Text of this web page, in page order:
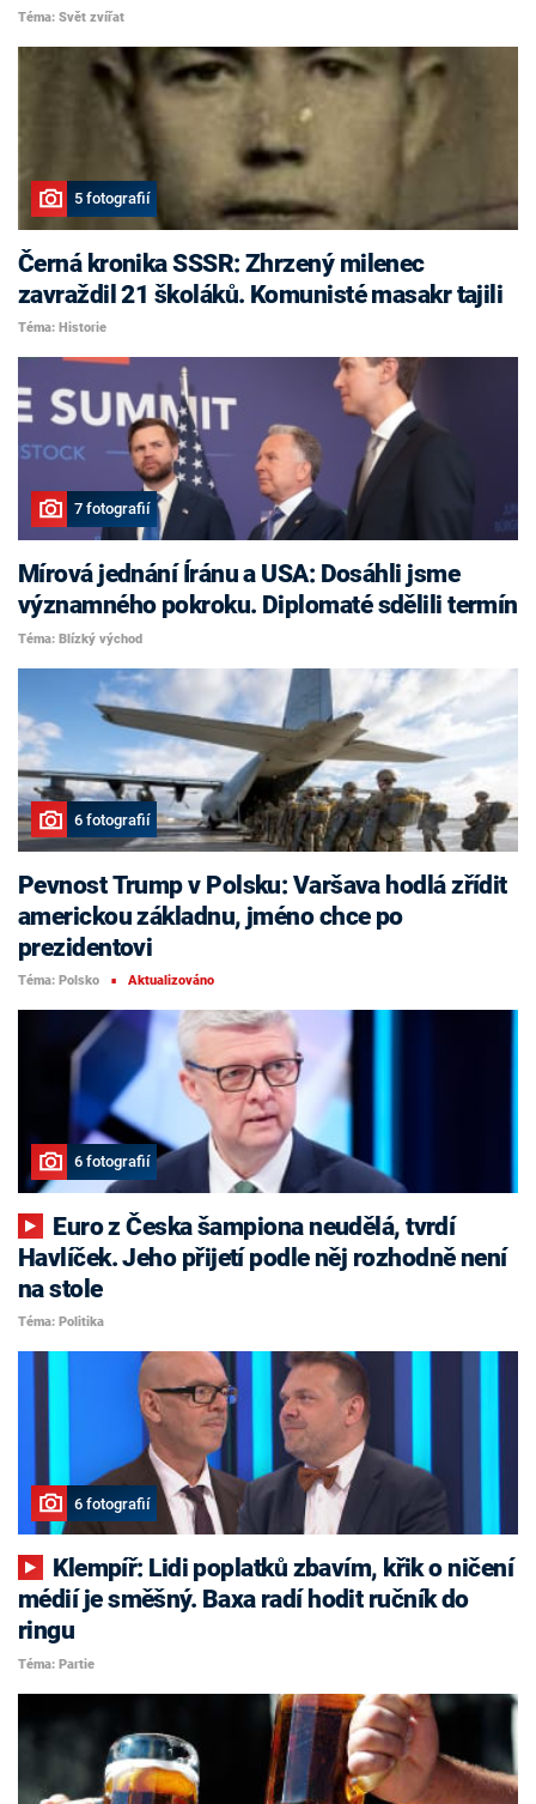
Téma: Svět zvířat
5 fotografií
Černá kronika SSSR: Zhrzený milenec
zavraždil 21 školáků. Komunisté masakr tajili
Téma: Historie
7 fotografií
Mírová jednání Íránu a USA: Dosáhli jsme
významného pokroku. Diplomaté sdělili termín
Téma: Blízký východ
6 fotografií
Pevnost Trump v Polsku: Varšava hodlá zřídit
americkou základnu, jméno chce po
prezidentovi
Téma: Polsko ■ Aktualizováno
6 fotografií
Havlíček. Jeho přijetí podle něj rozhodně není
na stole
Téma: Politika
6 fotografií
médií je směšný. Baxa radí hodit ručník do
ringu
Téma: Partie